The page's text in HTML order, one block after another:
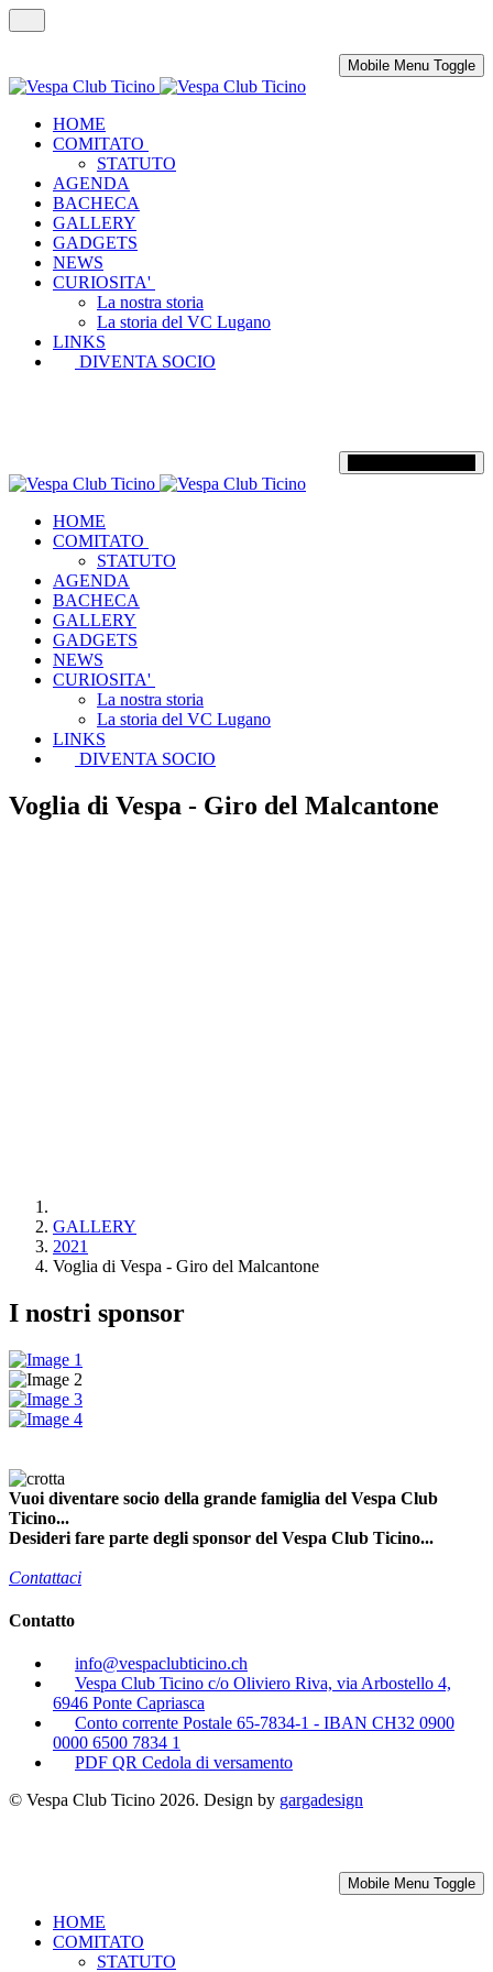
Mobile Menu Toggle
HOME
COMITATO
STATUTO
AGENDA
BACHECA
GALLERY
GADGETS
NEWS
CURIOSITA'
La nostra storia
La storia del VC Lugano
LINKS
DIVENTA SOCIO
HOME
COMITATO
STATUTO
AGENDA
BACHECA
GALLERY
GADGETS
NEWS
CURIOSITA'
La nostra storia
La storia del VC Lugano
LINKS
DIVENTA SOCIO
Voglia di Vespa - Giro del Malcantone
GALLERY
2021
Voglia di Vespa - Giro del Malcantone
I nostri sponsor
Vuoi diventare socio della grande famiglia del Vespa Club
Ticino...
Desideri fare parte degli sponsor del Vespa Club Ticino...
Contattaci
Contatto
info@vespaclubticino.ch
Vespa Club Ticino c/o Oliviero Riva, via Arbostello 4,
6946 Ponte Capriasca
Conto corrente Postale 65-7834-1 - IBAN CH32 0900
0000 6500 7834 1
PDF QR Cedola di versamento
© Vespa Club Ticino 2026. Design by gargadesign
Mobile Menu Toggle
HOME
COMITATO
STATUTO